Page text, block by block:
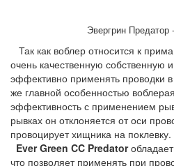
Эвергрин
Так как воблер относится к
очень качественную собственную
эффективно применять проводки
же главной особенностью
эффективность с применением
рывках он отклоняется от оси
провоцирует хищника на поклевку.
Ever Green CC Predator
что позволяет применять при